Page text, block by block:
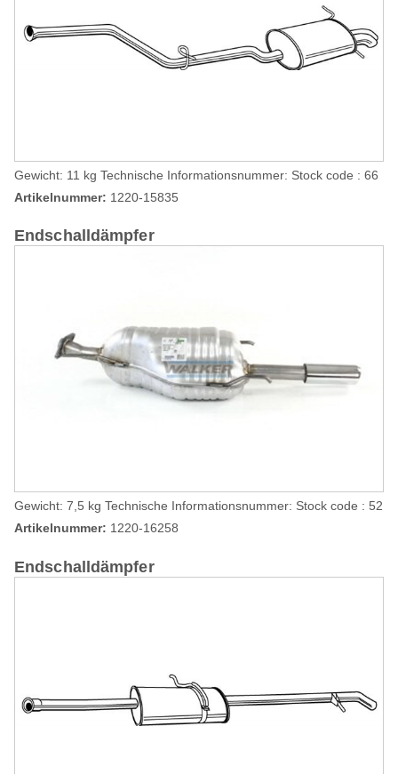
Gewicht: 11 kg Technische Informationsnummer: Stock code : 66
Artikelnummer: 1220-15835
Endschalldämpfer
Gewicht: 7,5 kg Technische Informationsnummer: Stock code : 52
Artikelnummer: 1220-16258
Endschalldämpfer